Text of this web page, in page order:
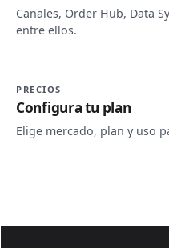
Canales, Order Hub, Data
entre ellos.
PRECIOS
Configura tu plan
Elige mercado, plan y uso